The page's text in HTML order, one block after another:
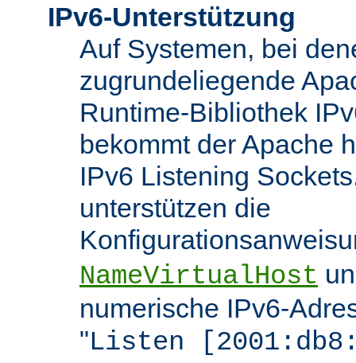
IPv6-Unterstützung
Auf Systemen, bei
zugrundeliegende
Runtime-Bibliothek
bekommt der Apache
IPv6 Listening
unterstützen die
NameVirtualHost
numerische IPv6-
"Listen